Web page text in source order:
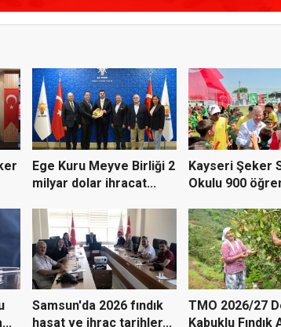
Ege Kuru Meyve Birliği 2
milyar dolar ihracat...
Kayseri Şeker
Okulu 900
Samsun'da 2026 fındık
hasat ve ihraç tarihler...
TMO 2026/27
Kabuklu Fındık